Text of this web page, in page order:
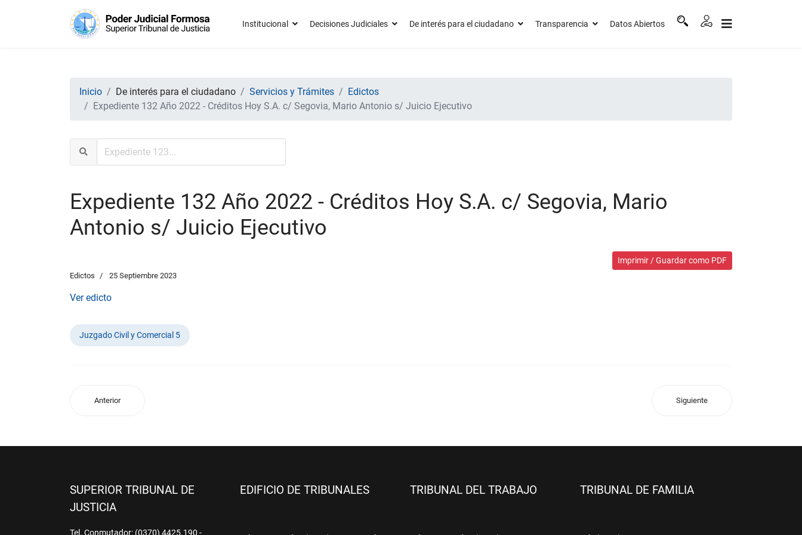
Institucional Decisiones Judiciales De interés para el ciudadano Transparencia Datos Abiertos
Inicio De interés para el ciudadano Servicios y Trámites
Edictos
Expediente 132 Año 2022 - Créditos Hoy S.A. c/ Segovia, Mario Antonio s/ Juicio Ejecutivo
Expediente 132 Año 2022 - Créditos Hoy S.A. c/ Segovia, Mario
Antonio s/ Juicio Ejecutivo
Imprimir / Guardar como PDF
Edictos 25 Septiembre 2023
Ver edicto
Juzgado Civil y Comercial 5
Anterior Siguiente
SUPERIOR TRIBUNAL DE
JUSTICIA
Tel. Conmutador: (0370) 4425.190 -
EDIFICIO DE TRIBUNALES TRIBUNAL DEL TRABAJO TRIBUNAL DE FAMILIA